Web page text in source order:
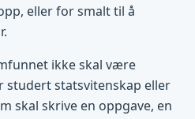
eller for smalt til å
ikke skal være
studert statsvitenskap eller
skal skrive en oppgave, en